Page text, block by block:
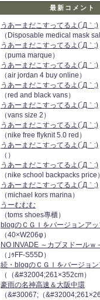
最新コメント
うあーまだこすってるよ(´Д｀;)
（Disposable medical mask
うあーまだこすってるよ(´Д｀;)
（puma marque）
うあーまだこすってるよ(´Д｀;)
（air jordan 4 buy online）
うあーまだこすってるよ(´Д｀;)
（red and black vans）
うあーまだこすってるよ(´Д｀;)
（vans size 2）
うあーまだこすってるよ(´Д｀;)
（nike free flyknit 5.0 red）
うあーまだこすってるよ(´Д｀;)
（）
うあーまだこすってるよ(´Д｀;)
（nike school backpacks price）
うあーまだこすってるよ(´Д｀;)
（michael kors marina）
うーむむむ
（toms shoes專櫃）
blogのＣＧＩをバージョンア
（40×W206φ）
NO INVADE ～カプヌドールｗ
（｣ｩFF-S55D）
続・blogのＣＧＩをバージョ
（（&#32004;261×352cm）
豪雨の名神高速＆大阪中環
（&#30067;（&#32004;261×26